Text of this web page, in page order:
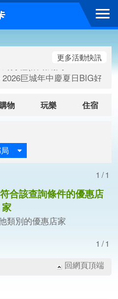
好禮(活動期間：115/08/07-
2波 刷卡郵好禮(活動期間：
好禮(活動期間：115/08/07-
巨城年中慶夏日BIG好刷(
更多活動快訊
物 玩樂 住宿
1/1
合該查詢條件的優惠店
家
類別的優惠店家
1/1
回網頁頂端